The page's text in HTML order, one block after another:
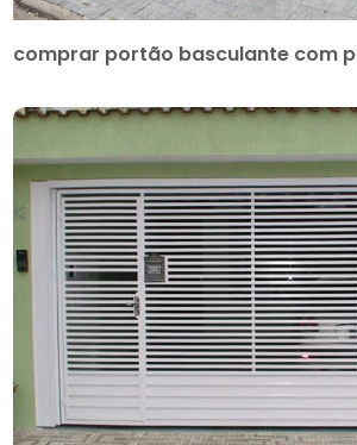
comprar portão basculante com